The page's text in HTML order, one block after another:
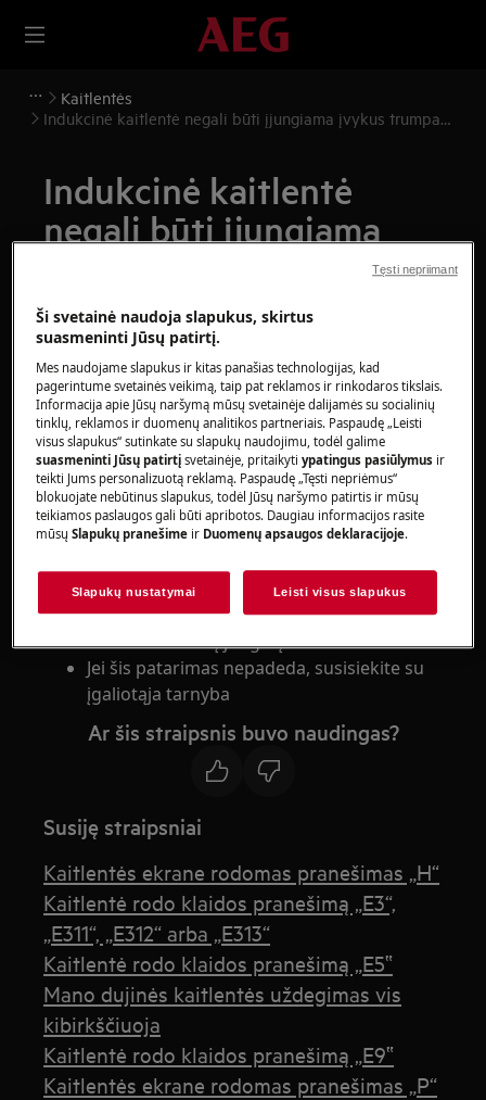
Kaitlentės
Indukcinė kaitlentė negali būti įjungiama įvykus trumpam
Indukcinė kaitlentė
negali būti įjungiama
jungimui
Klausimas
Indukcinė kaitlentė negali būti įjungiama
įvykus trumpam jungimui
Taikoma
Indukcinė kaitlentė
Sprendimas
Patikrinkite saugiklį saugiklių dėžutėje
arba automatinį jungiklį.
Jei šis patarimas nepadeda, susisiekite su
įgaliotąja tarnyba
Ar šis straipsnis buvo naudingas?
Susiję straipsniai
Kaitlentės ekrane rodomas pranešimas „H“
Kaitlentė rodo klaidos pranešimą „E3“,
„E311“, „E312“ arba „E313“
Kaitlentė rodo klaidos pranešimą „E5‟
Mano dujinės kaitlentės uždegimas vis
kibirkščiuoja
Kaitlentė rodo klaidos pranešimą „E9‟
Kaitlentės ekrane rodomas pranešimas „P“
Ši svetainė naudoja slapukus, skirtus
suasmeninti Jūsų patirtį.
Mes naudojame slapukus ir kitas panašias technologijas, kad
pagerintume svetainės veikimą, taip pat reklamos ir rinkodaros tikslais.
Informacija apie Jūsų naršymą mūsų svetainėje dalijamės su socialinių
tinklų, reklamos ir duomenų analitikos partneriais. Paspaudę „Leisti
visus slapukus“ sutinkate su slapukų naudojimu, todėl galime
suasmeninti Jūsų patirtįsvetainėje, pritaikytiypatingus pasiūlymus ir
teikti Jums personalizuotą reklamą. Paspaudę „Tęsti nepriėmus“
blokuojate nebūtinus slapukus, todėl Jūsų naršymo patirtis ir mūsų
teikiamos paslaugos gali būti apribotos. Daugiau informacijos rasite
mūsųSlapukų pranešime ir Duomenų apsaugos deklaracijoje.
Slapukų nustatymai Leisti visus slapukus
Tęsti nepriimant